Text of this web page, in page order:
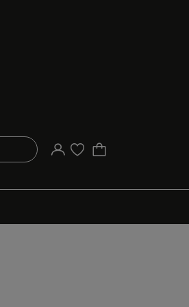
Votre compte
Liste d'achat